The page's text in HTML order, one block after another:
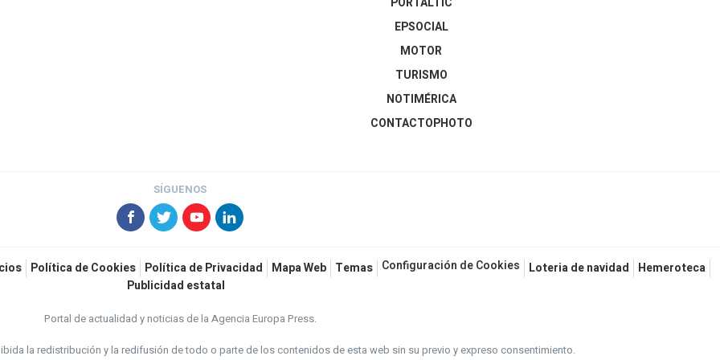
EPSOCIAL
MOTOR
TURISMO
NOTIMÉRICA
CONTACTOPHOTO
SÍGUENOS
Política de Cookies Política de Privacidad Mapa Web Temas Configuración de Cookies Loteria de navidad
Hemeroteca
Publicidad estatal
Portal de actualidad y noticias de la Agencia Europa Press.
la redistribución y la redifusión de todo o parte de los contenidos de esta web sin su previo y expreso consentimiento.